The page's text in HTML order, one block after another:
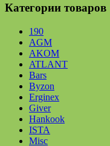
Категории товаров
190
AGM
AKOM
ATLANT
Bars
Byzon
Erginex
Giver
Hankook
ISTA
Misc